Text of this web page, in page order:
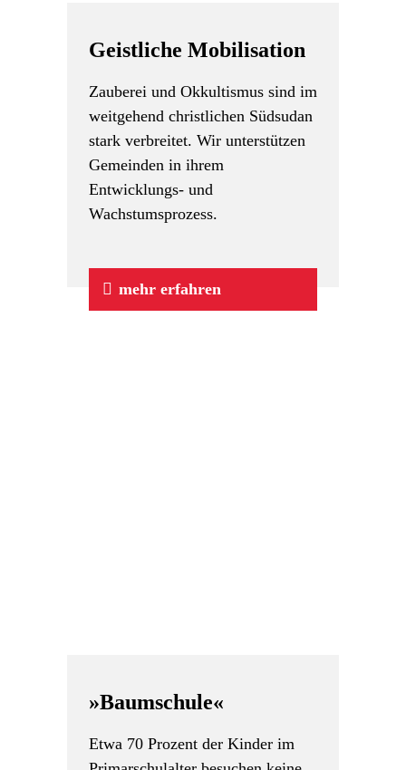
Geistliche Mobilisation
Zauberei und Okkultismus sind im
weitgehend christlichen Südsudan
stark verbreitet. Wir unterstützen
Gemeinden in ihrem
Entwicklungs- und
Wachstumsprozess.
mehr erfahren
»Baumschule«
Etwa 70 Prozent der Kinder im